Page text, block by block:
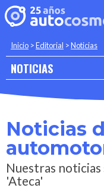
Inicio >Editorial >Noticias
NOTICIAS
Noticias
Nuestras noticias
'Ateca'